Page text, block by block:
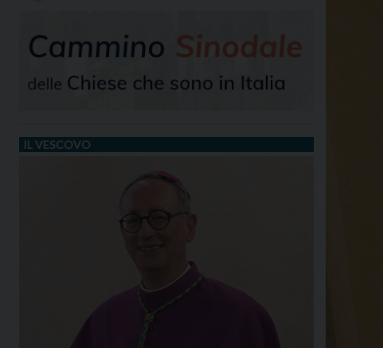
IL VESCOVO